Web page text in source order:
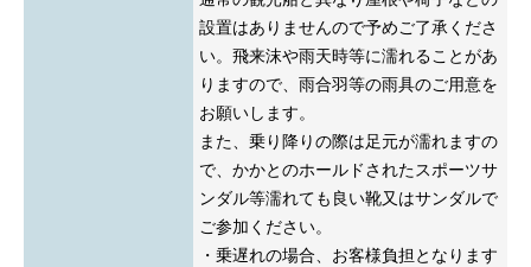
設置はありませんので予めご了承くださ
い。飛来沫や雨天時等に濡れることがあ
りますので、雨合羽等の雨具のご用意を
お願いします。
また、乗り降りの際は足元が濡れますの
で、かかとのホールドされたスポーツサ
ンダル等濡れても良い靴又はサンダルで
ご参加ください。
・乗遅れの場合、お客様負担となります